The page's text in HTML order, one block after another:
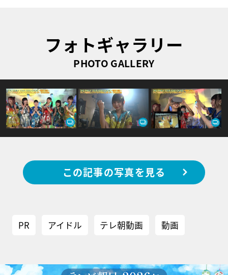
フォトギャラリー
PHOTO GALLERY
この記事の写真を見る
PR アイドル テレ朝動画 動画